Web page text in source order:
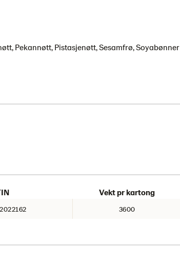
Pekannøtt, Pistasjenøtt, Sesamfrø, Soyabønner
Vekt pr kartong
3600